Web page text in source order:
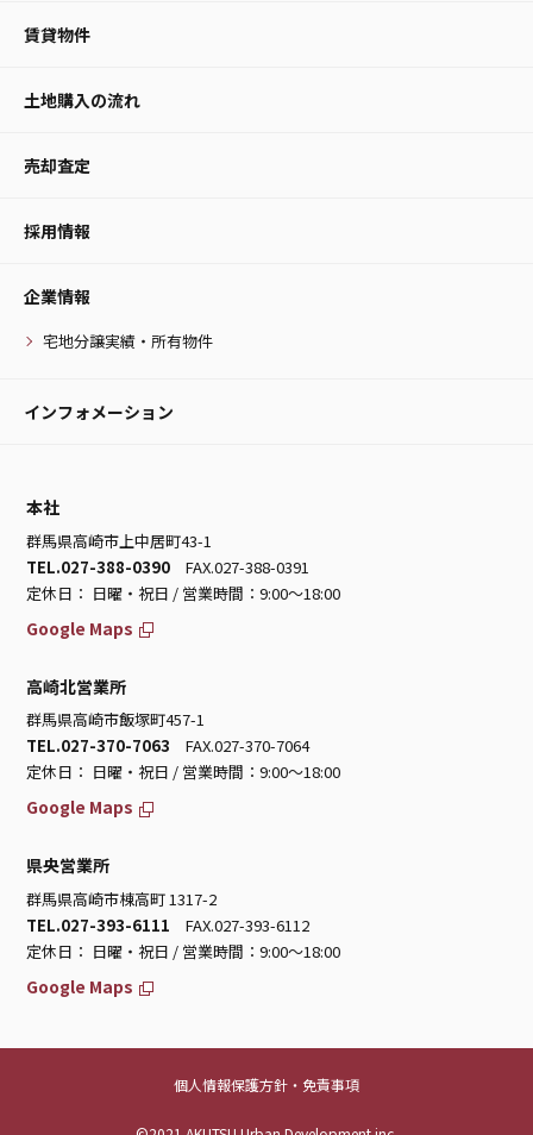
賃貸物件
土地購入の流れ
売却査定
採用情報
企業情報
宅地分譲実績・所有物件
インフォメーション
本社
群馬県高崎市上中居町43-1
TEL.027-388-0390 FAX.027-388-0391
定休日： 日曜・祝日 / 営業時間：9:00～18:00
Google Maps
高崎北営業所
群馬県高崎市飯塚町457-1
TEL.027-370-7063 FAX.027-370-7064
定休日： 日曜・祝日 / 営業時間：9:00～18:00
Google Maps
県央営業所
群馬県高崎市棟高町 1317-2
TEL.027-393-6111 FAX.027-393-6112
定休日： 日曜・祝日 / 営業時間：9:00～18:00
Google Maps
個人情報保護方針・免責事項